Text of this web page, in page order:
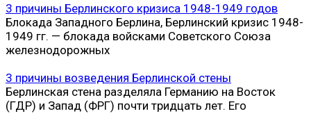
3 причины Берлинского кризиса 1948-1949 годов
Блокада Западного Берлина, Берлинский кризис 1948-
1949 гг. — блокада войсками Советского Союза
железнодорожных
3 причины возведения Берлинской стены
Берлинская стена разделяла Германию на Восток
(ГДР) и Запад (ФРГ) почти тридцать лет. Его